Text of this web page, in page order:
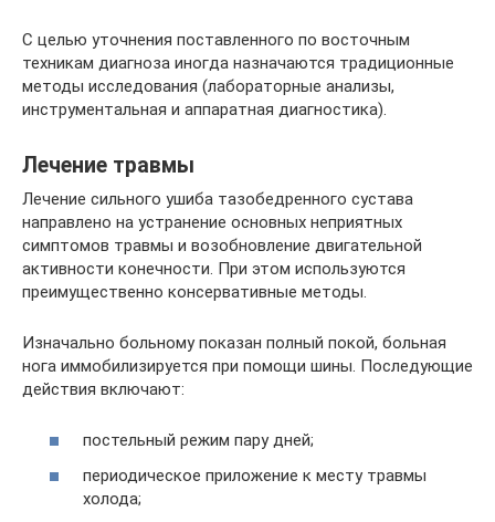
С целью уточнения поставленного по восточным
техникам диагноза иногда назначаются традиционные
методы исследования (лабораторные анализы,
инструментальная и аппаратная диагностика).
Лечение травмы
Лечение сильного ушиба тазобедренного сустава
направлено на устранение основных неприятных
симптомов травмы и возобновление двигательной
активности конечности. При этом используются
преимущественно консервативные методы.
Изначально больному показан полный покой, больная
нога иммобилизируется при помощи шины. Последующие
действия включают:
постельный режим пару дней;
периодическое приложение к месту травмы
холода;